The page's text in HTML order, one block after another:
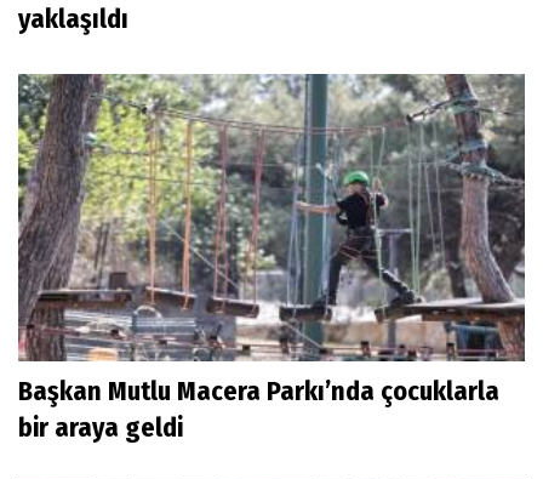
yaklaşıldı
Başkan Mutlu Macera Parkı’nda çocuklarla
bir araya geldi